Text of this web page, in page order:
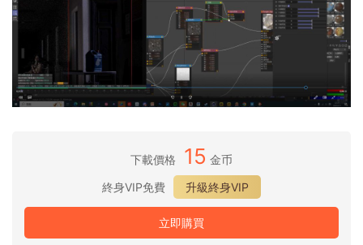
下載價格 15 金币
終身VIP免費
升級終身VIP
立即購買